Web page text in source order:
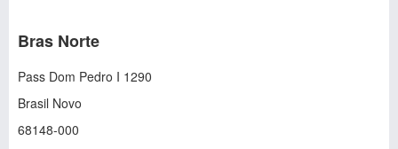
Bras Norte
Pass Dom Pedro I 1290
Brasil Novo
68148-000